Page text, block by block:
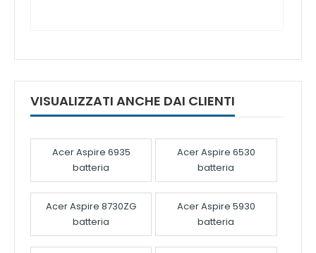
VISUALIZZATI ANCHE DAI CLIENTI
Acer Aspire 6935
batteria
Acer Aspire 6530
batteria
Acer Aspire 8730ZG
batteria
Acer Aspire 5930
batteria